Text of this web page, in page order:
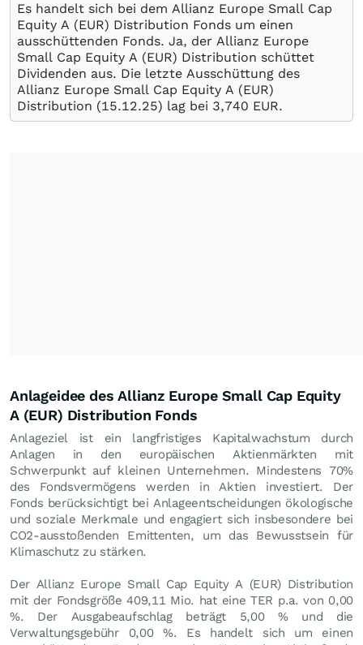
Es handelt sich bei dem Allianz Europe Small Cap
Equity A (EUR) Distribution Fonds um einen
ausschüttenden Fonds. Ja, der Allianz Europe
Small Cap Equity A (EUR) Distribution schüttet
Dividenden aus. Die letzte Ausschüttung des
Allianz Europe Small Cap Equity A (EUR)
Distribution (15.12.25) lag bei 3,740 EUR.
Anlageidee des Allianz Europe Small Cap Equity
A (EUR) Distribution Fonds
Anlageziel ist ein langfristiges Kapitalwachstum durch
Anlagen in den europäischen Aktienmärkten mit
Schwerpunkt auf kleinen Unternehmen. Mindestens 70%
des Fondsvermögens werden in Aktien investiert. Der
Fonds berücksichtigt bei Anlageentscheidungen ökologische
und soziale Merkmale und engagiert sich insbesondere bei
CO2-ausstoßenden Emittenten, um das Bewusstsein für
Klimaschutz zu stärken.
Der Allianz Europe Small Cap Equity A (EUR) Distribution
mit der Fondsgröße 409,11 Mio. hat eine TER p.a. von 0,00
%. Der Ausgabeaufschlag beträgt 5,00 % und die
Verwaltungsgebühr 0,00 %. Es handelt sich um einen